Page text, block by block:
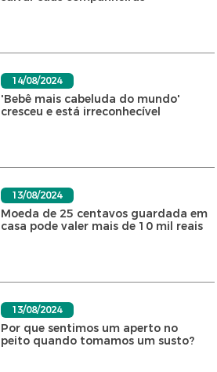
14/08/2024
'Bebê mais cabeluda do mundo'
cresceu e está irreconhecível
13/08/2024
Moeda de 25 centavos guardada em
casa pode valer mais de 10 mil reais
13/08/2024
Por que sentimos um aperto no
peito quando tomamos um susto?